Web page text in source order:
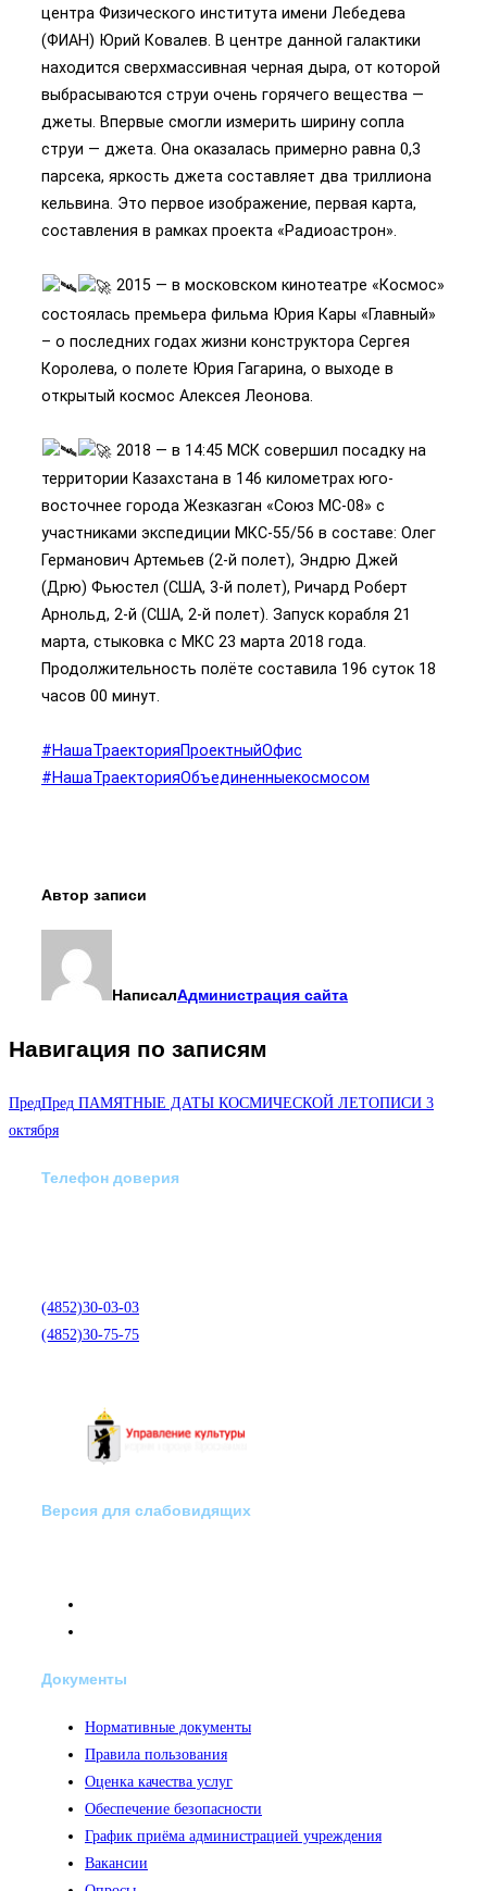
центра Физического института имени Лебедева
(ФИАН) Юрий Ковалев. В центре данной галактики
находится сверхмассивная черная дыра, от которой
выбрасываются струи очень горячего вещества —
джеты. Впервые смогли измерить ширину сопла
струи — джета. Она оказалась примерно равна 0,3
парсека, яркость джета составляет два триллиона
кельвина. Это первое изображение, первая карта,
составления в рамках проекта «Радиоастрон».
2015 — в московском кинотеатре «Космос»
состоялась премьера фильма Юрия Кары «Главный»
– о последних годах жизни конструктора Сергея
Королева, о полете Юрия Гагарина, о выходе в
открытый космос Алексея Леонова.
2018 — в 14:45 МСК совершил посадку на
территории Казахстана в 146 километрах юго-
восточнее города Жезказган «Союз МС-08» с
участниками экспедиции МКС-55/56 в составе: Олег
Германович Артемьев (2-й полет), Эндрю Джей
(Дрю) Фьюстел (США, 3-й полет), Ричард Роберт
Арнольд, 2-й (США, 2-й полет). Запуск корабля 21
марта, стыковка с МКС 23 марта 2018 года.
Продолжительность полёте составила 196 суток 18
часов 00 минут.
#НашаТраекторияПроектныйОфис
#НашаТраекторияОбъединенныекосмосом
Автор записи
НаписалАдминистрация сайта
Навигация по записям
ПредПред ПАМЯТНЫЕ ДАТЫ КОСМИЧЕСКОЙ ЛЕТОПИСИ 3
октября
Телефон доверия
(4852)30-03-03
(4852)30-75-75
Версия для слабовидящих
Документы
Нормативные документы
Правила пользования
Оценка качества услуг
Обеспечение безопасности
График приёма администрацией учреждения
Вакансии